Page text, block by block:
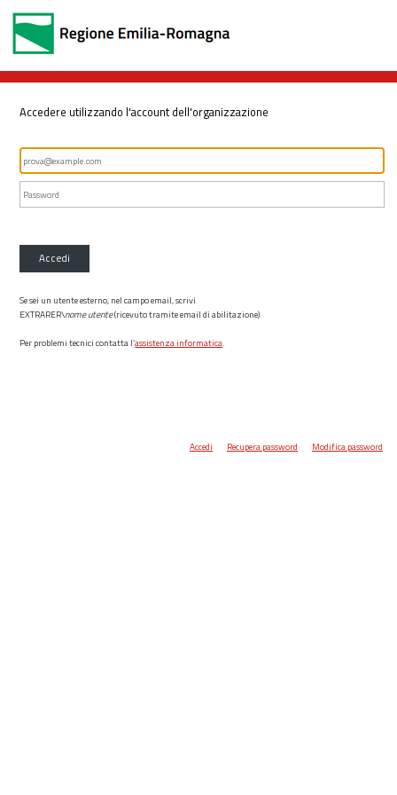
Accedere utilizzando l'account dell'organizzazione
Accedi
Se sei un utente esterno, nel campo email, scrivi
EXTRARER\nome utente(ricevuto tramite email di abilitazione)
Per problemi tecnici contatta l’assistenza informatica.
Accedi Recupera password Modifica password